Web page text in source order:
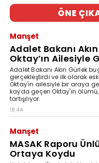
ÖNE
Manşet
Adalet Bakanı
Oktay’ın Ailesiyle
Adalet Bakanı Akın Gürlek
gerçekleştirdi ve ilk olarak
Oktay'ın ailesiyle bir araya
kayda geçen Oktay'ın
tartışılıyor.
18:44
Manşet
MASAK Raporu
Ortaya Koydu